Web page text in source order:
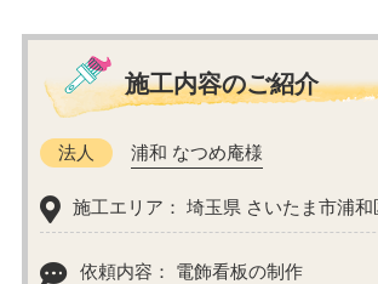
施工内容のご紹介
法人 浦和 なつめ庵様
施工エリア： 埼玉県 さいたま市浦和
依頼内容： 電飾看板の制作